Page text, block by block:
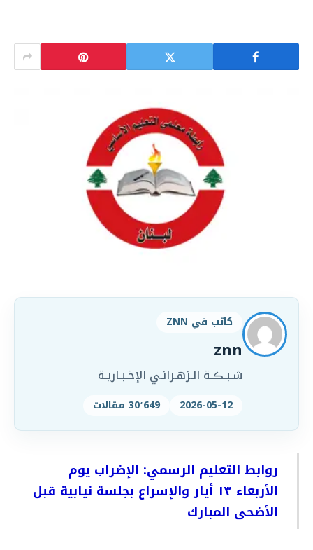
كاتب في ZNN
znn
شـبـڪـة الـزهـرانـي الإخـبـاريـة
2026-05-12 30٬649 مقالات
روابط التعليم الرسمي: الإضراب يوم
الأربعاء ١٣ أيار والإسراع بجلسة نيابية قبل
الأضحى المبارك